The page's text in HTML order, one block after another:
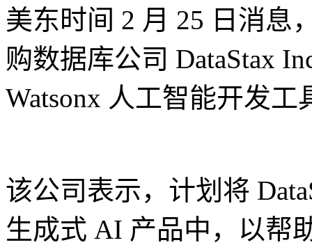
美东时间 2 月 25 日消息
购数据库公司 DataStax
Watsonx 人工智能开发
该公司表示，计划将
生成式 AI 产品中，以帮